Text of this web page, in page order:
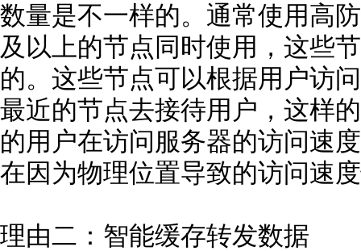
数量是不一样的。通常使用高
及以上的节点同时使用，这些
的。这些节点可以根据用户访
最近的节点去接待用户，这样
的用户在访问服务器的访问速
在因为物理位置导致的访问速
理由二：智能缓存转发数据